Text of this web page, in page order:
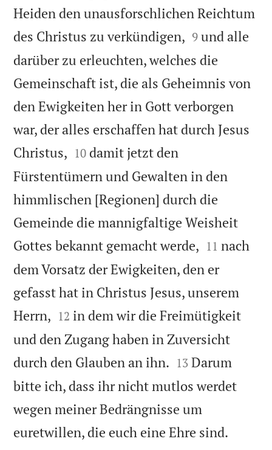
Heiden den unausforschlichen Reichtum
des Christus zu verkündigen, 

9 und alle
darüber zu erleuchten, welches die
Gemeinschaft ist, die als Geheimnis von
den Ewigkeiten her in Gott verborgen
war, der alles erschaffen hat durch Jesus
Christus, 

10 damit jetzt den
Fürstentümern und Gewalten in den
himmlischen [Regionen] durch die
Gemeinde die mannigfaltige Weisheit
Gottes bekannt gemacht werde, 

11 nach
dem Vorsatz der Ewigkeiten, den er
gefasst hat in Christus Jesus, unserem
Herrn, 

12 in dem wir die Freimütigkeit
und den Zugang haben in Zuversicht
durch den Glauben an ihn. 

13 Darum
bitte ich, dass ihr nicht mutlos werdet
wegen meiner Bedrängnisse um
euretwillen, die euch eine Ehre sind.